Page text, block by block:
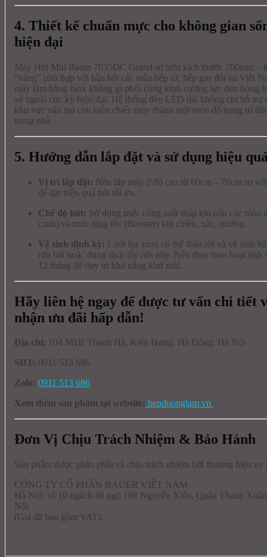
4. Thiết kế chuẩn mực cho không gian
hiện đại
Máy Hút Mùi Bauer 7035DC Grand sở hữu kích thước 700mm –
“vàng” phù hợp với hầu hết các mẫu bếp từ, bếp gas đôi tại Việt
máy làm bằng inox không gỉ phối cùng kính cường lực đen bóng
vẻ ngoài cực kỳ hiện đại. Hệ thống đèn LED dải không chỉ hỗ trợ
khu vực nấu mà còn biến chiếc máy thành một món đồ trang trí
trong nhà.
5. Hướng dẫn lắp đặt và sử dụng hiệu
Vị trí lắp đặt: Nên lắp máy ở độ cao từ 60cm – 70cm so
để đạt hiệu quả hút tối ưu.
Chế độ hút: Sử dụng mức công suất thấp khi nấu các món
canh) và mức tăng tốc (Booster) khi chiên, xào, nướng.
Vệ sinh định kỳ: Lưới lọc inox có thể tháo rời và vệ sinh
rửa bát hoặc dung dịch tẩy rửa nhẹ. Nên thay than hoạt tính
12 tháng để duy trì khả năng khử mùi.
Hãy liên hệ ngay để được tư vấn chi tiết
nhận ưu đãi hấp dẫn!
Địa chỉ: 104 M1B Thanh Hà, Kiến Hưng, Hà Đông, Hà Nội
SĐT: 0911 513 686
Zalo: 0911 513 686
Xem thêm sản phẩm tại website: bepduonglam.vn
Đơn Vị Chịu Trách Nhiệm & Bảo Hành
Sản phẩm được phân phối và chịu trách nhiệm bởi thương hiệu uy
CÔNG TY CỔ PHẦN BAUER VIỆT NAM
Hà Nội: số 10 ngách 46 ngõ 168 Nguyễn Xiển, Quận Thanh
Nội
(Giá đã bao gồm VAT).